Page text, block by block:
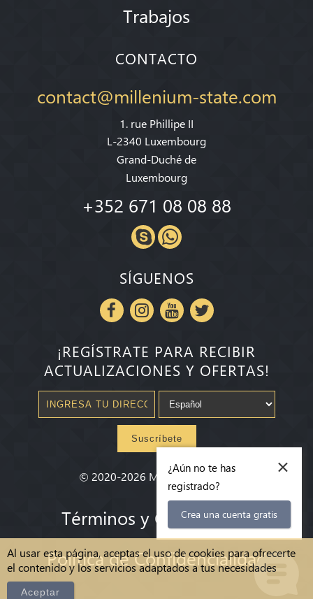
Al usar esta página, aceptas el uso de cookies para ofrecerte
el contenido y los servicios adaptados a tus necesidades
Aceptar
Trabajos
CONTACTO
contact@millenium-state.com
1. rue Phillipe II
L-2340 Luxembourg
Grand-Duché de
Luxembourg
+352 671 08 08 88
SÍGUENOS
¡REGÍSTRATE PARA RECIBIR
ACTUALIZACIONES Y OFERTAS!
Suscríbete
© 2020-2026 Millenium State®
Términos y Condiciones
Política de Confidencialidad
×
¿Aún no te has
registrado?
Crea una cuenta gratis